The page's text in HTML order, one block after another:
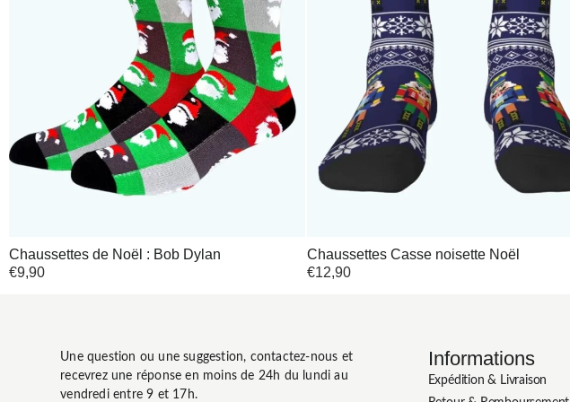
Chaussettes de Noël : Bob Dylan
€9,90
Chaussettes Casse noisette Noël
€12,90
Une question ou une suggestion, contactez-nous et
recevrez une réponse en moins de 24h du lundi au
vendredi entre 9 et 17h.
Informations
Expédition & Livraison